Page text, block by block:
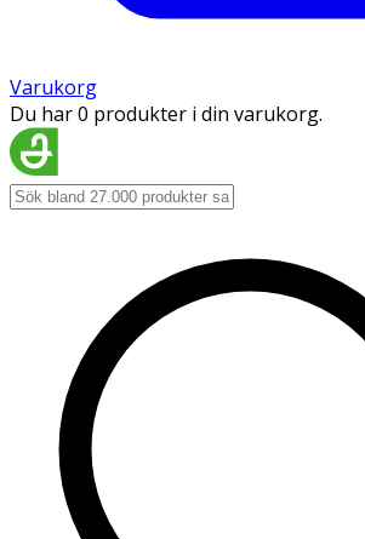
Varukorg
Du har 0 produkter i din varukorg.